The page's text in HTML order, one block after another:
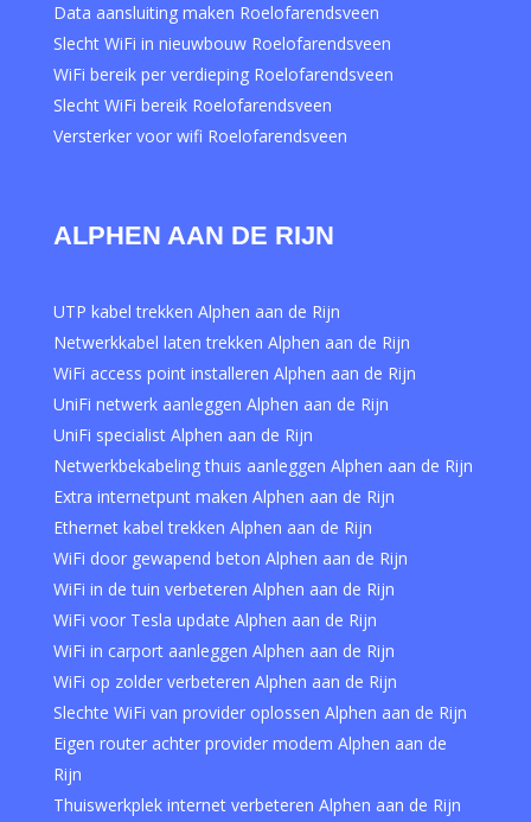
Data aansluiting maken Roelofarendsveen
Slecht WiFi in nieuwbouw Roelofarendsveen
WiFi bereik per verdieping Roelofarendsveen
Slecht WiFi bereik Roelofarendsveen
Versterker voor wifi Roelofarendsveen
ALPHEN AAN DE RIJN
UTP kabel trekken Alphen aan de Rijn
Netwerkkabel laten trekken Alphen aan de Rijn
WiFi access point installeren Alphen aan de Rijn
UniFi netwerk aanleggen Alphen aan de Rijn
UniFi specialist Alphen aan de Rijn
Netwerkbekabeling thuis aanleggen Alphen aan de Rijn
Extra internetpunt maken Alphen aan de Rijn
Ethernet kabel trekken Alphen aan de Rijn
WiFi door gewapend beton Alphen aan de Rijn
WiFi in de tuin verbeteren Alphen aan de Rijn
WiFi voor Tesla update Alphen aan de Rijn
WiFi in carport aanleggen Alphen aan de Rijn
WiFi op zolder verbeteren Alphen aan de Rijn
Slechte WiFi van provider oplossen Alphen aan de Rijn
Eigen router achter provider modem Alphen aan de
Rijn
Thuiswerkplek internet verbeteren Alphen aan de Rijn